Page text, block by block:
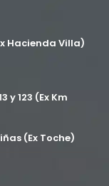
Hacienda Villa)
y 123 (Ex Km
(Ex Toche)